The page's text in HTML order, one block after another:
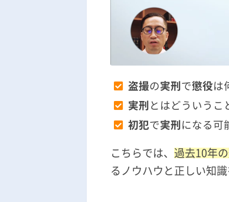
盗撮の実刑 で懲役は
実刑 とはどういうこ
初犯で実刑 になる可
こちらでは、 過去10年
るノウハウと正しい知識